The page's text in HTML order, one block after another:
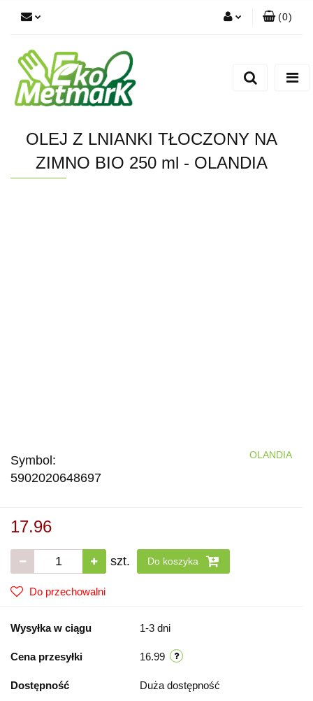
(0)
OLEJ Z LNIANKI TŁOCZONY NA
ZIMNO BIO 250 ml - OLANDIA
Symbol:
5902020648697
OLANDIA
17.96
szt. Do koszyka
Do przechowalni
Wysyłka w ciągu 1-3 dni
Cena przesyłki 16.99
Dostępność Duża dostępność